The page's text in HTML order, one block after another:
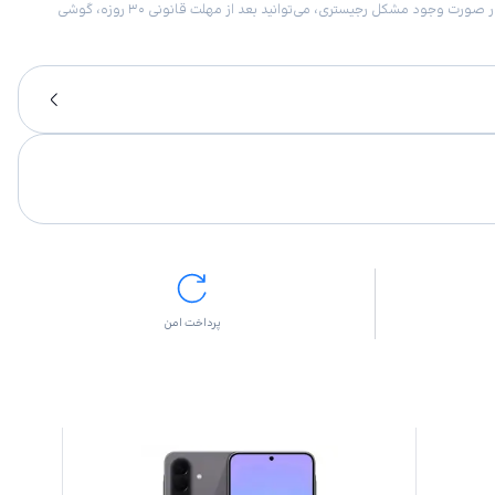
امکان برگشت کالا در گروه موبایل با دلیل “انصراف از خرید“ تنها در صورتی مورد قبول است که پلمب کالا باز نشده باشد. تمام گوشی‌های جی‌اس‌ام ضمانت رجیستری دارند. در صورت وجود مشکل رجیستری، می‌توانید بعد از مهلت قانونی ۳۰ روزه، گوشی
پرداخت امن